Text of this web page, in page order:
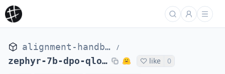
alignment-handbook /
zephyr-7b-dpo-qlora like
0